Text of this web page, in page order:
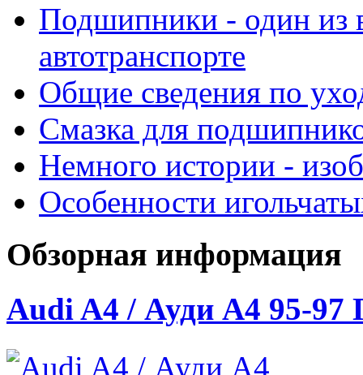
Подшипники - один из
автотранспорте
Общие сведения по
Смазка для
Немного истории -
Особенности
Обзорная информация
Audi A4 / Ауди А4 95-97